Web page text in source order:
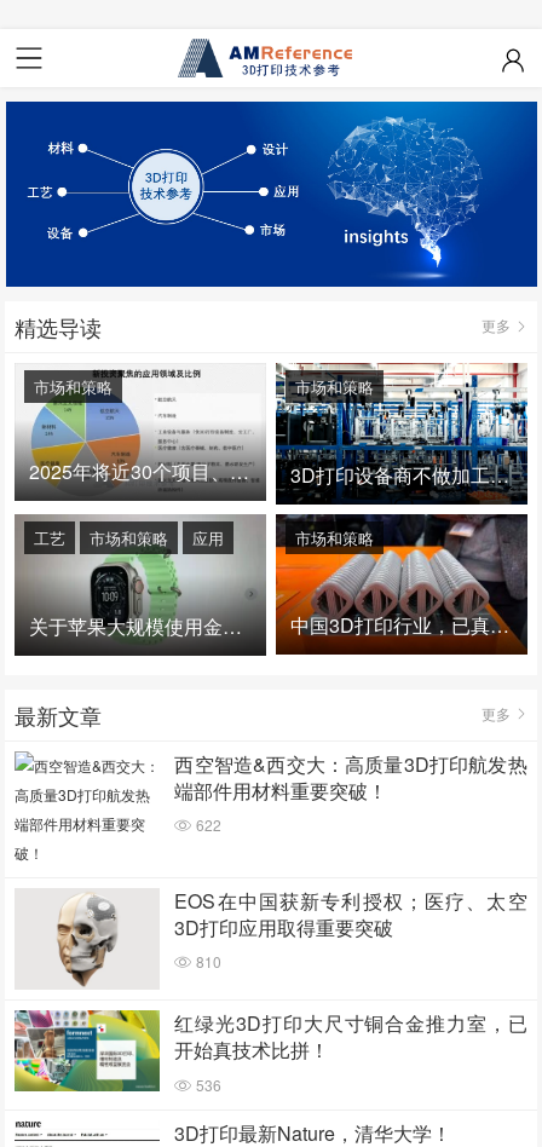
精选导读 更多
2025年将近30个项目、150亿投资：3D打印真的迎来爆发拐点了吗
市场和策略
3D打印设备商不做加工服务，就成了旁观者！
市场和策略
关于苹果大规模使用金属3D打印的思考
工艺 市场和策略 应用
中国3D打印行业，已真正进入爆发时代！
市场和策略
最新文章 更多
西空智造&西交大：高质量3D打印航发热
端部件用材料重要突破！
622
EOS在中国获新专利授权；医疗、太空
3D打印应用取得重要突破
810
红绿光3D打印大尺寸铜合金推力室，已
开始真技术比拼！
536
3D打印最新Nature，清华大学！